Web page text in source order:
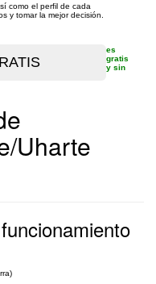
como el perfil de cada
y tomar la mejor decisión.
es
gratis
y sin
Uharte